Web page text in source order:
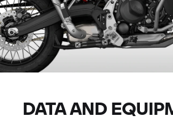
DATA AND